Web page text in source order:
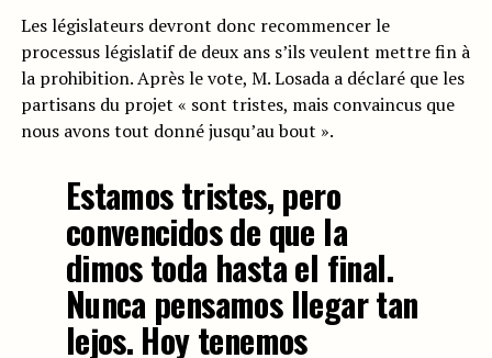
Les législateurs devront donc recommencer le
processus législatif de deux ans s’ils veulent mettre fin à
la prohibition. Après le vote, M. Losada a déclaré que les
partisans du projet « sont tristes, mais convaincus que
nous avons tout donné jusqu’au bout ».
Estamos tristes, pero
convencidos de que la
dimos toda hasta el final.
Nunca pensamos llegar tan
lejos. Hoy tenemos